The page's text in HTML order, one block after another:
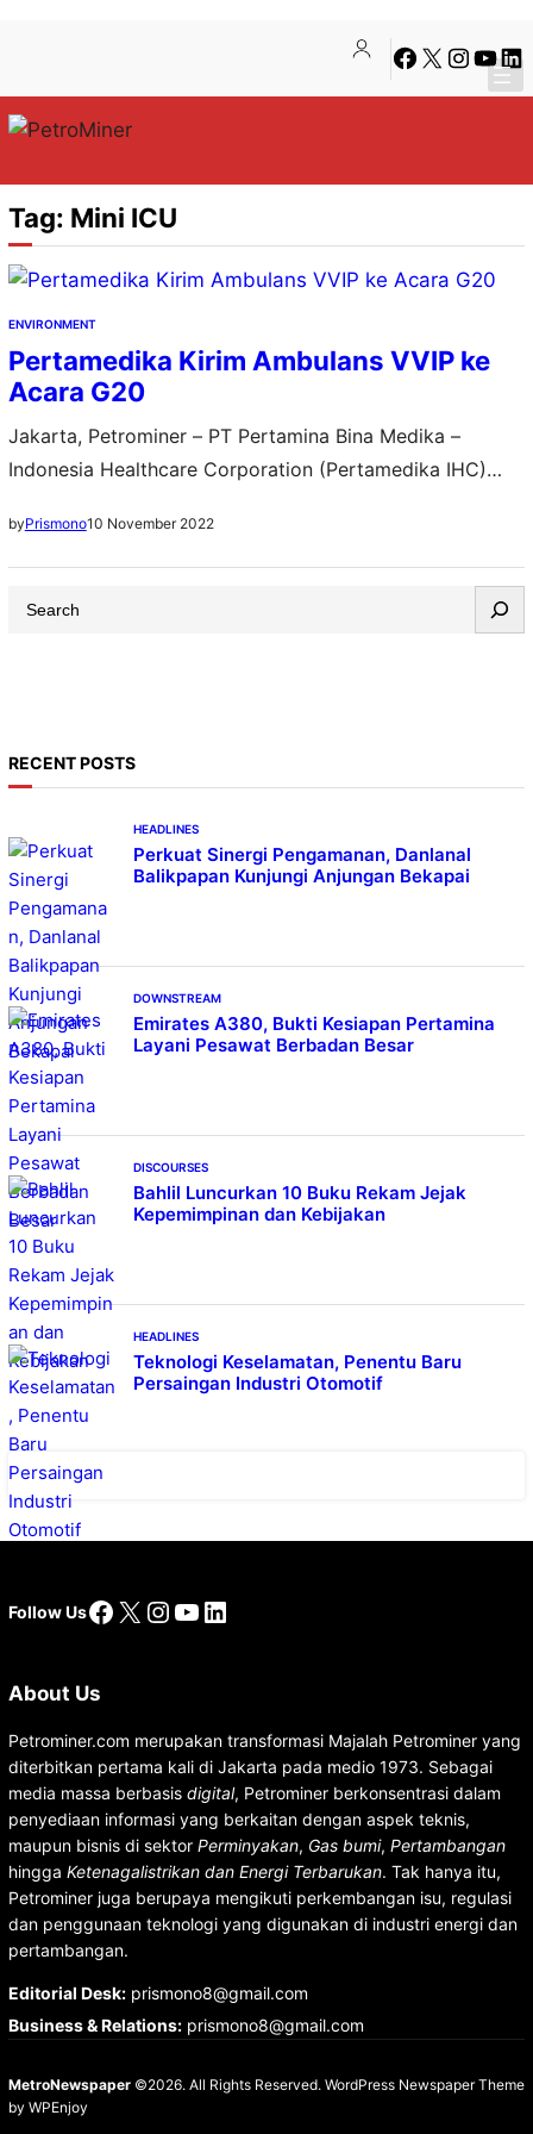
konten
content
Facebook
X Instagram
Tag: Mini ICU
ENVIRONMENT
Pertamedika Kirim Ambulans VVIP ke
Acara G20
Jakarta, Petrominer – PT Pertamina Bina Medika –
Indonesia Healthcare Corporation (Pertamedika IHC)
kegiatan G20 yang akan digelar di Bali pada 15-16
November 2022. Kehadiran tim medis ini akan diawali
dengan kegiatan Simulasi atau Gladi Evakuasi di lokasi
byPrismono10 November 2022
h
RECENT POSTS
HEADLINES
Perkuat Sinergi Pengamanan, Danlanal
Balikpapan Kunjungi Anjungan Bekapai
DOWNSTREAM
Emirates A380, Bukti Kesiapan Pertamina
Layani Pesawat Berbadan Besar
DISCOURSES
Bahlil Luncurkan 10 Buku Rekam Jejak
Kepemimpinan dan Kebijakan
HEADLINES
Teknologi Keselamatan, Penentu Baru
Persaingan Industri Otomotif
Follow UsFacebook
X Instagram
YouTube
LinkedIn
About Us
Petrominer.com merupakan transformasi Majalah Petrominer yang
diterbitkan pertama kali di Jakarta pada medio 1973. Sebagai
media massa berbasis digital, Petrominer berkonsentrasi dalam
penyediaan informasi yang berkaitan dengan aspek teknis,
maupun bisnis di sektor Perminyakan, Gas bumi, Pertambangan
hingga Ketenagalistrikan dan Energi Terbarukan. Tak hanya itu,
Petrominer juga berupaya mengikuti perkembangan isu, regulasi
dan penggunaan teknologi yang digunakan di industri energi dan
pertambangan.
Editorial Desk:prismono8@gmail.com
Business & Relations:prismono8@gmail.com
MetroNewspaper©2026. All Rights Reserved. WordPress Newspaper Theme
by WPEnjoy